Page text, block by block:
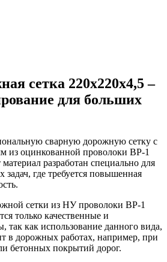
сетка 220х220х4,5 –
для больших
сварную дорожную сетку с
из оцинкованной проволоки ВР-1
разработан специально для
задач, где требуется повышенная
сетки из НУ проволоки ВР-1
только качественные и
так как использование данного вида,
в дорожных работах, например, при
бетонных покрытий дорог.